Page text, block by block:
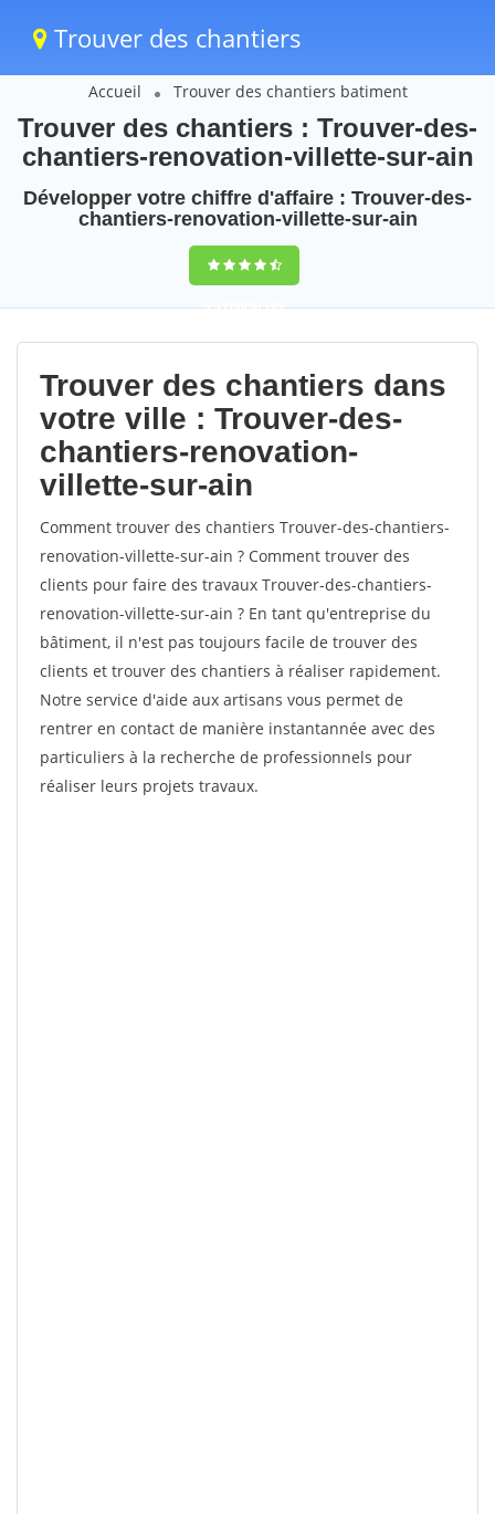
Trouver des chantiers
Accueil Trouver des chantiers batiment
Trouver des chantiers : Trouver-des-
chantiers-renovation-villette-sur-ain
Développer votre chiffre d'affaire : Trouver-des-
chantiers-renovation-villette-sur-ain
9,5(100%)103
votes
Trouver des chantiers dans
votre ville : Trouver-des-
chantiers-renovation-
villette-sur-ain
Comment trouver des chantiers Trouver-des-chantiers-
renovation-villette-sur-ain ? Comment trouver des
clients pour faire des travaux Trouver-des-chantiers-
renovation-villette-sur-ain ? En tant qu'entreprise du
bâtiment, il n'est pas toujours facile de trouver des
clients et trouver des chantiers à réaliser rapidement.
Notre service d'aide aux artisans vous permet de
rentrer en contact de manière instantannée avec des
particuliers à la recherche de professionnels pour
réaliser leurs projets travaux.